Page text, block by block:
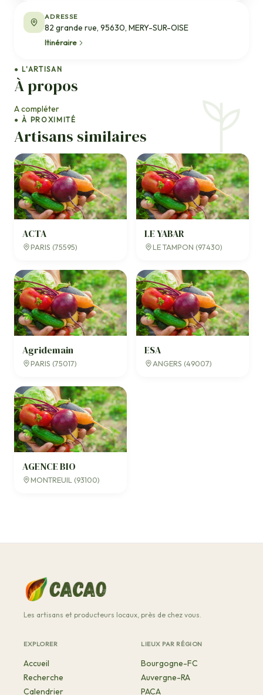
● L'ARTISAN
À propos
A compléter
● À PROXIMITÉ
Artisans similaires
ACTA
PARIS (75595)
LE YABAR
LE TAMPON (97430)
Agridemain
PARIS (75017)
ESA
ANGERS (49007)
AGENCE BIO
MONTREUIL (93100)
ADRESSE
82 grande rue, 95630, MERY-SUR-OISE
Itinéraire
Les artisans et producteurs locaux, près de chez vous.
EXPLORER
Accueil
Recherche
Calendrier
LIEUX PAR RÉGION
Bourgogne-FC
Auvergne-RA
PACA